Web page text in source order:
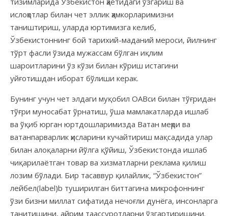
ислоҳотлар билан чет эллик ҳамкорларимизни
таништириш, уларда юртимизга келиб,
Ўзбекистоннинг бой тарихий-маданий мероси, йилнинг
тўрт фасли ўзида мужассам бўлган иқлим
шароитларини ўз кўзи билан кўриш истагини
уйғотишдан иборат бўлиши керак.
Бунинг учун чет элдаги муқобил ОАВси билан тўғридан
тўғри муносабат ўрнатиш, ўша мамлакатларда ишлаб
ва ўқиб юрган юртдошларимизда Ватан меҳри ва
ватанпарварлик ҳисларини кучайтириш мақсадида улар
билан алоқаларни йўлга қўйиш, Ўзбекистонда ишлаб
чиқарилаётган товар ва хизматларни реклама қилиш
лозим бўлади. Бир тасаввур қилайлик, “Ўзбекистон”
лейбел(label)b туширилган биттагина микрофоннинг
ўзи бизни миллат сифатида нечоғли дунёга, инсонларга
танитишини, айрим таассуротларни ўзгартиришини.